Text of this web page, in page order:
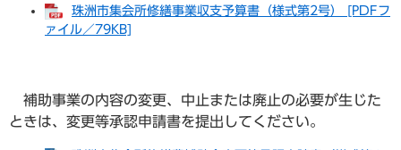
珠洲市集会所修繕事業収支予算書（様式第2号） [PDFフ
ァイル／79KB]
補助事業の内容の変更、中止または廃止の必要が生じた
ときは、変更等承認申請書を提出してください。